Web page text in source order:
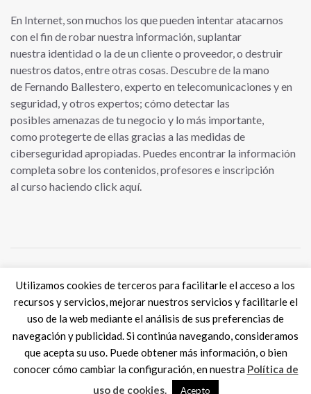
En Internet, son muchos los que pueden intentar atacarnos
con el fin de robar nuestra información, suplantar
nuestra identidad o la de un cliente o proveedor, o destruir
nuestros datos, entre otras cosas. Descubre de la mano
de Fernando Ballestero, experto en telecomunicaciones y en
seguridad, y otros expertos; cómo detectar las
posibles amenazas de tu negocio y lo más importante,
como protegerte de ellas gracias a las medidas de
ciberseguridad apropiadas. Puedes encontrar la información
completa sobre los contenidos, profesores e inscripción
al curso haciendo click aquí.
Tweets por @eSkills4Jobs
Digital Skills ES 2017 SPAIN |Aviso legal| Política de Cookies
Utilizamos cookies de terceros para facilitarle el acceso a los
recursos y servicios, mejorar nuestros servicios y facilitarle el
uso de la web mediante el análisis de sus preferencias de
navegación y publicidad. Si continúa navegando, consideramos
que acepta su uso. Puede obtener más información, o bien
conocer cómo cambiar la configuración, en nuestra Política de
uso de cookies.
Acepto